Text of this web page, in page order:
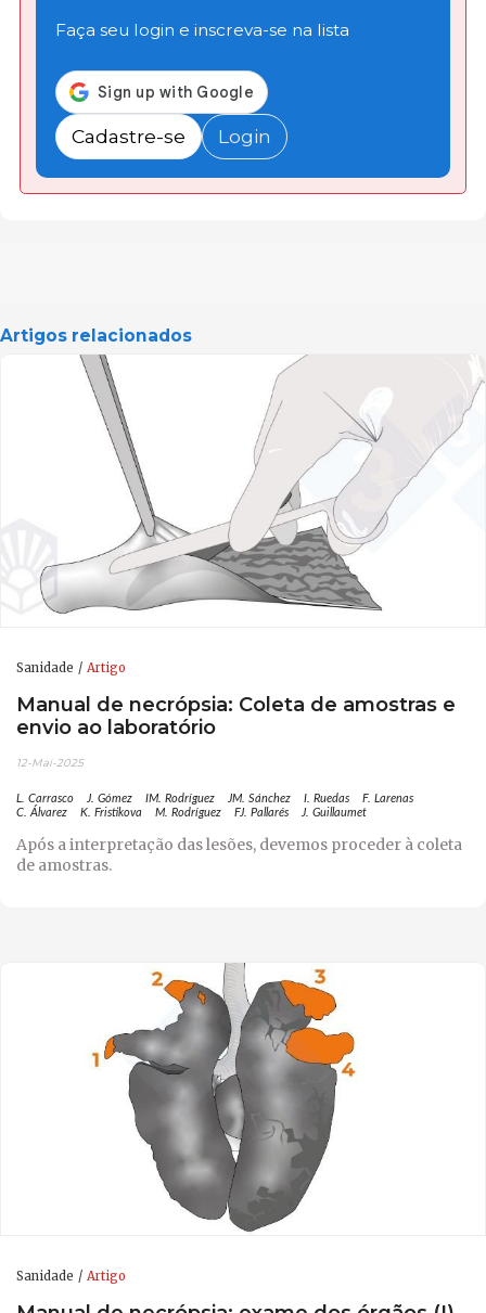
Faça seu login e inscreva-se na lista
Cadastre-se Login
Artigos relacionados
Sanidade Artigo
Manual de necrópsia: Coleta de amostras e
envio ao laboratório
12-Mai-2025
L. Carrasco J. Gómez IM. Rodríguez JM. Sánchez I. Ruedas
F. Larenas
C. Álvarez
K. Fristikova M. Rodríguez FJ. Pallarés J. Guillaumet
Após a interpretação das lesões, devemos proceder à coleta
de amostras.
Sanidade Artigo